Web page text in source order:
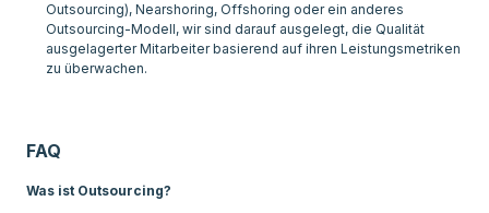
Outsourcing), Nearshoring, Offshoring oder ein anderes
Outsourcing-Modell, wir sind darauf ausgelegt, die Qualität
ausgelagerter Mitarbeiter basierend auf ihren Leistungsmetriken
zu überwachen.
FAQ
Was ist Outsourcing?